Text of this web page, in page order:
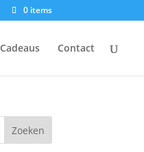
0 items
Cadeaus Contact